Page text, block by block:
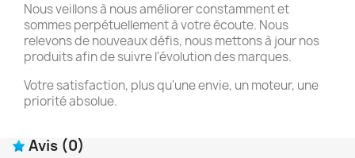
Nous veillons à nous améliorer constamment et
sommes perpétuellement à votre écoute. Nous
relevons de nouveaux défis, nous mettons à jour nos
produits afin de suivre l'évolution des marques.
Votre satisfaction, plus qu'une envie, un moteur, une
priorité absolue.
Avis (0)